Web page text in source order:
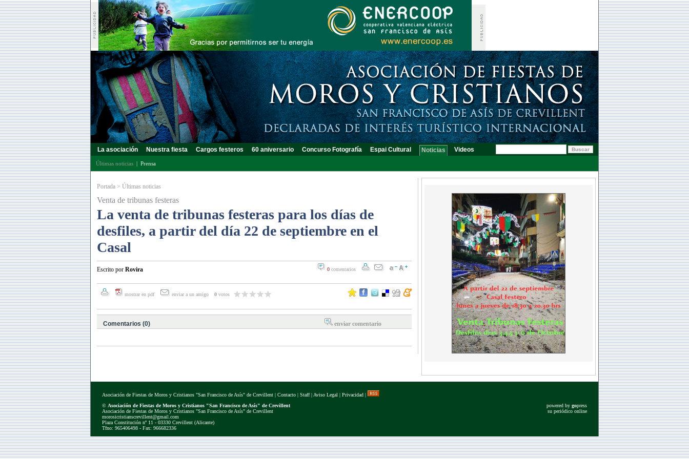
La asociación Nuestra fiesta Cargos festeros 60 aniversario Concurso Fotografía Espai Cultural Noticias Videos
Últimas noticias | Prensa
Portada > Últimas noticias
Venta de tribunas festeras
La venta de tribunas festeras para los días de
desfiles, a partir del día 22 de septiembre en el
Casal
Escrito por Rovira 0 comentarios
mostrar en pdf enviar a un amigo 0 votos
Comentarios (0) enviar comentario
Asociación de Fiestas de Moros y Cristianos "San Francisco de Asís" de Crevillent | Contacto | Staff| Aviso Legal | Privacidad |
© Asociación de Fiestas de Moros y Cristianos "San Francisco de Asís" de Crevillent
Asociación de Fiestas de Moros y Cristianos "San Francisco de Asís" de Crevillent
morosicristianscrevillent@gmail.com
Plaza Constitución nº 11 - 03330 Crevillent (Alicante)
Tfno: 965406498 - Fax: 966682336
powered by gopress
su periódico online